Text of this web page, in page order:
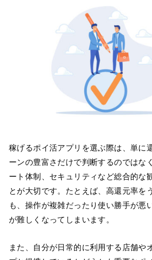
稼げるポイ活アプリを選ぶ際は、単に
ーンの豊富さだけで判断するのではな
ート体制、セキュリティなど総合的な
とが大切です。たとえば、高還元率を
も、操作が複雑だったり使い勝手が悪
が難しくなってしまいます。
また、自分が日常的に利用する店舗や